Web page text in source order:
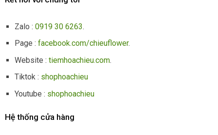
Zalo :0919 30 6263.
Page :facebook.com/chieuflower.
Website :tiemhoachieu.com.
Tiktok : shophoachieu
Youtube : shophoachieu
Hệ thống cửa hàng